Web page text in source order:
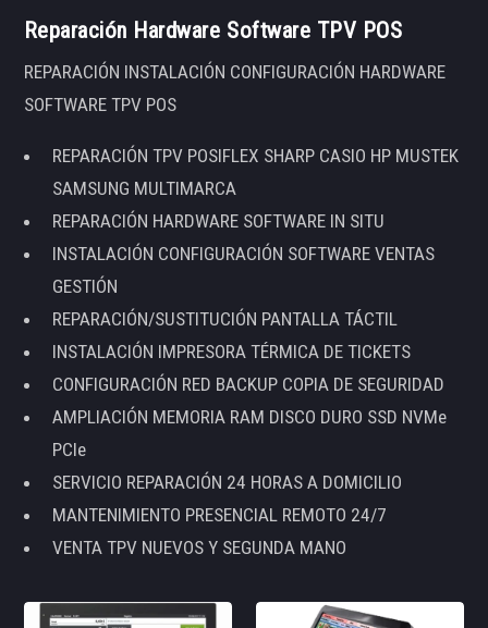
Reparación Hardware Software TPV POS
REPARACIÓN INSTALACIÓN CONFIGURACIÓN HARDWARE
SOFTWARE TPV POS
REPARACIÓN TPV POSIFLEX SHARP CASIO HP MUSTEK
SAMSUNG MULTIMARCA
REPARACIÓN HARDWARE SOFTWARE IN SITU
INSTALACIÓN CONFIGURACIÓN SOFTWARE VENTAS
GESTIÓN
REPARACIÓN/SUSTITUCIÓN PANTALLA TÁCTIL
INSTALACIÓN IMPRESORA TÉRMICA DE TICKETS
CONFIGURACIÓN RED BACKUP COPIA DE SEGURIDAD
AMPLIACIÓN MEMORIA RAM DISCO DURO SSD NVMe
PCIe
SERVICIO REPARACIÓN 24 HORAS A DOMICILIO
MANTENIMIENTO PRESENCIAL REMOTO 24/7
VENTA TPV NUEVOS Y SEGUNDA MANO